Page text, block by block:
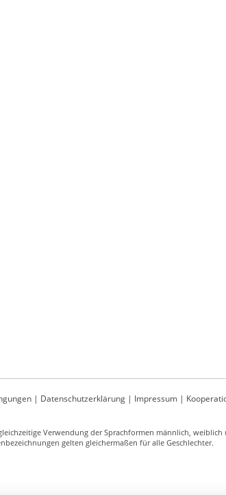
| Datenschutzerklärung| Impressum|
Verwendung der Sprachformen männlich,
gelten gleichermaßen für alle Geschlechter.